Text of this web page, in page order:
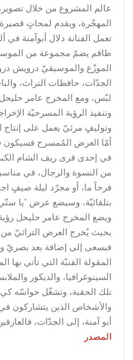
عالم المشروع من خلال
المهجّرة، ويقدم لمحاتٍ
تعمل الفنانة دلال أبوآمنة
طاقم يضمّ مجموعة من
الموزّع والموسيقيّ درويش
الجدّات، حافظات التراث،
لبّس، ومع المخرج عامر
وتنفيذ الرؤية المسرحيّة
وتوليفٍ مرئيّ يعمل على إنتاج
أمّا العرض المُمسرح
في إحدى قرى ريف الشام
من النسوة والرجال، في
فرحاً ما، أو مجرّد ليلة صيفٍ
بتلقائيّة، وسيضع عرض "يا
ويضع المخرج عامر حليحل
بحيث يُخرج العرض التراثيّ من
فيسعى إلى إضافة بعد بصريّ
المقولة الفنيّة التي تأتي بها
السينوغرافيا، والديكور
تلك الحقبة، وتشغّل حواسّه كي
والأشخاص الذين يتشاركون
أبو آمنة، إلى الجدّات،
المصدر